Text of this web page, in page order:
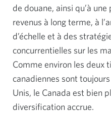
de douane, ainsi qu’à
revenus à long terme, à
d’échelle et à des
concurrentielles sur les
Comme environ les deux
canadiennes sont
Unis, le Canada est bien
diversification accrue.